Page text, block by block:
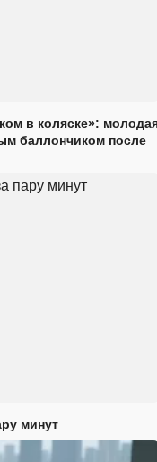
в коляске»:
баллончиком после
минут